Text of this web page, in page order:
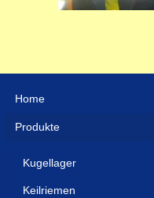
Home
Produkte
Kugellager
Keilriemen